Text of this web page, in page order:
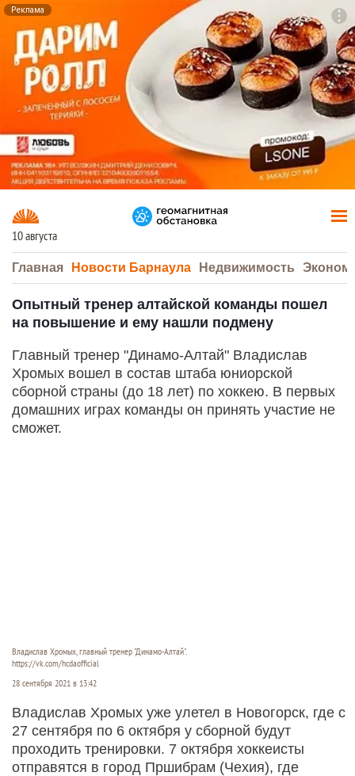
Реклама
10 августа
Главная Новости Барнаула Недвижимость
Опытный тренер алтайской команды пошел
на повышение и ему нашли подмену
Главный тренер "Динамо-Алтай" Владислав
Хромых вошел в состав штаба юниорской
сборной страны (до 18 лет) по хоккею. В первых
домашних играх команды он принять участие не
сможет.
Владислав Хромых, главный тренер "Динамо-Алтай".
https://vk.com/hcdaofficial
28 сентября 2021 в 13:42
Владислав Хромых уже улетел в Новогорск, где с
27 сентября по 6 октября у сборной будут
проходить тренировки. 7 октября хоккеисты
отправятся в город Пршибрам (Чехия), где